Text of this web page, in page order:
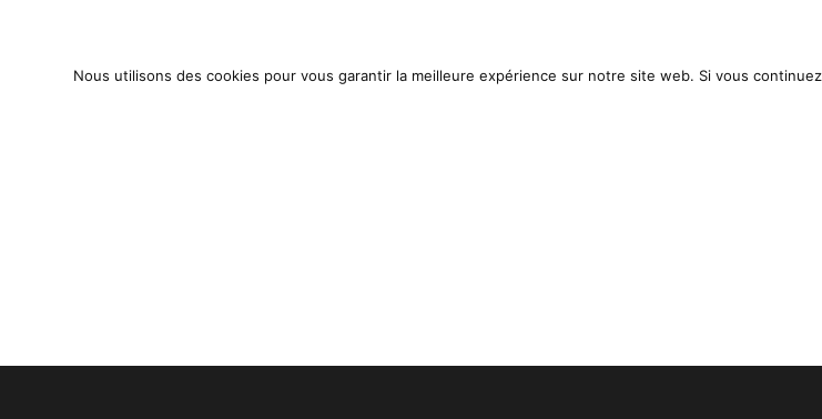
ACCUEIL NOS CUVÉES NOTRE HISTOIRE ACTUALITES
Nous utilisons des cookies pour vous garantir la meilleure expérience sur notre site web. Si vous